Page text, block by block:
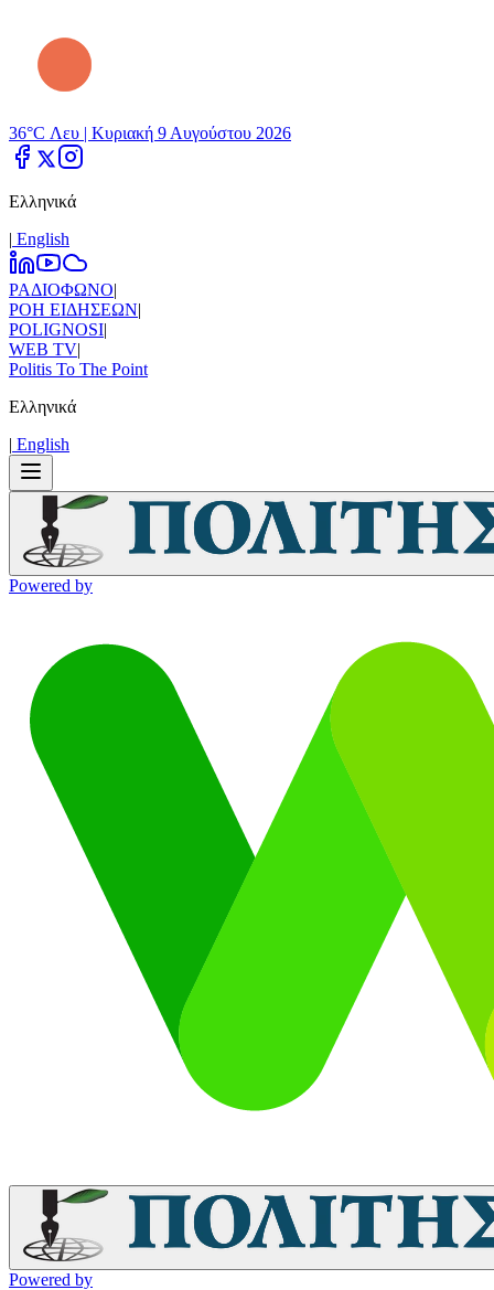
36°C Λευ | Κυριακή 9 Αυγούστου 2026
Ελληνικά
| Εnglish
ΡΑΔΙΟΦΩΝΟ|
ΡΟΗ ΕΙΔΗΣΕΩΝ|
POLIGNOSI|
WEB TV|
Politis To The Point
Ελληνικά
| Εnglish
Powered by
Powered by